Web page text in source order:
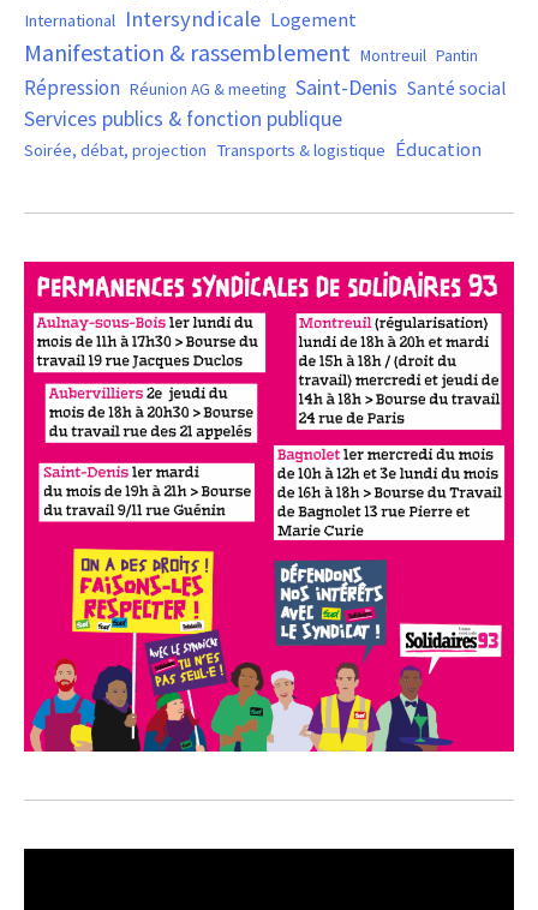
International Intersyndicale Logement
Manifestation & rassemblement Montreuil Pantin
Répression Réunion AG & meeting Saint-Denis Santé social
Services publics & fonction publique
Soirée, débat, projection Transports & logistique Éducation